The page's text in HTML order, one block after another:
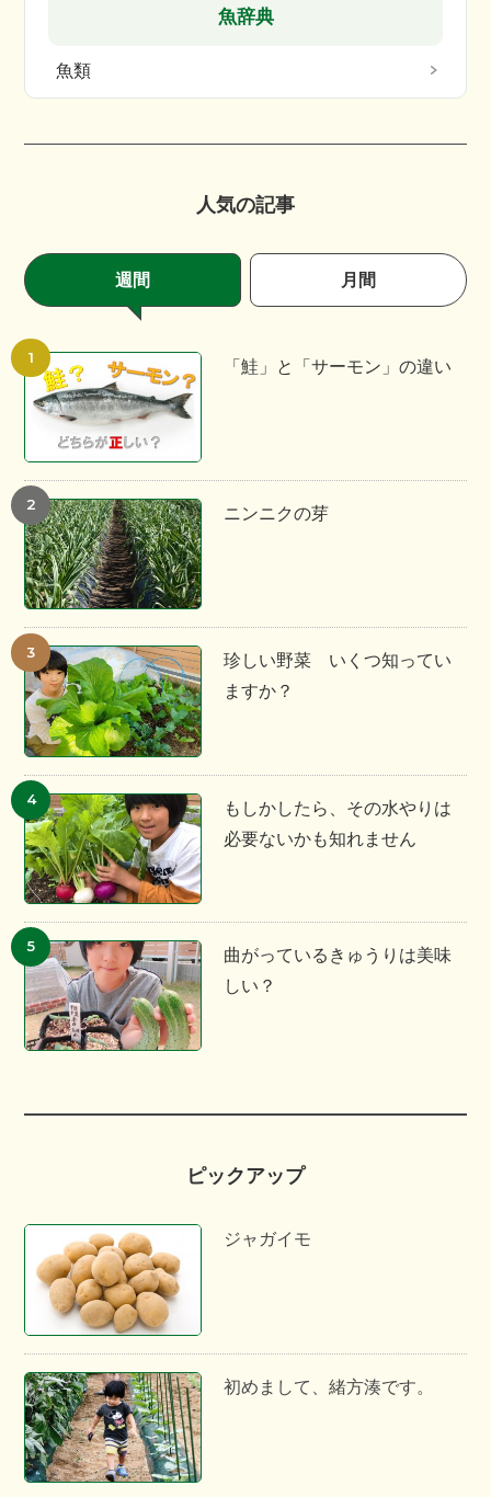
魚辞典
魚類
人気の記事
週間 月間
「鮭」と「サーモン」の違い
ニンニクの芽
珍しい野菜 いくつ知ってい
ますか？
もしかしたら、その水やりは
必要ないかも知れません
曲がっているきゅうりは美味
しい？
ピックアップ
ジャガイモ
初めまして、緒方湊です。